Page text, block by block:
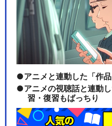
アニメと連動した「作
アニメの視聴話と連動
習・復習もばっちり